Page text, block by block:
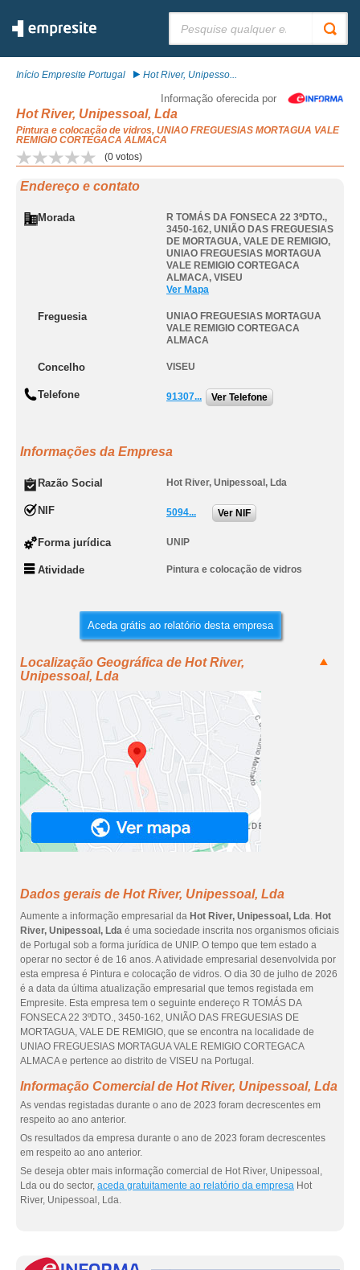
Início Empresite Portugal Hot River, Unipesso...
Informação oferecida por
Hot River, Unipessoal, Lda
Pintura e colocação de vidros, UNIAO FREGUESIAS MORTAGUA VALE
REMIGIO CORTEGACA ALMACA
(0 votos)
Endereço e contato
Morada
R TOMÁS DA FONSECA 22 3ºDTO.,
3450-162, UNIÃO DAS FREGUESIAS
DE MORTAGUA, VALE DE REMIGIO,
UNIAO FREGUESIAS MORTAGUA
VALE REMIGIO CORTEGACA
ALMACA, VISEU
Ver Mapa
Freguesia
UNIAO FREGUESIAS MORTAGUA
VALE REMIGIO CORTEGACA
ALMACA
Concelho VISEU
Telefone 91307... Ver Telefone
Informações da Empresa
Razão Social Hot River, Unipessoal, Lda
NIF 5094... Ver NIF
Forma jurídica UNIP
Atividade Pintura e colocação de vidros
Aceda grátis ao relatório desta empresa
Localização Geográfica de Hot River,
Unipessoal, Lda
Dados gerais de Hot River, Unipessoal, Lda
Aumente a informação empresarial da Hot River, Unipessoal, Lda. Hot
River, Unipessoal, Lda é uma sociedade inscrita nos organismos oficiais
de Portugal sob a forma jurídica de UNIP. O tempo que tem estado a
operar no sector é de 16 anos. A atividade empresarial desenvolvida por
esta empresa é Pintura e colocação de vidros. O dia 30 de julho de 2026
é a data da última atualização empresarial que temos registada em
Empresite. Esta empresa tem o seguinte endereço R TOMÁS DA
FONSECA 22 3ºDTO., 3450-162, UNIÃO DAS FREGUESIAS DE
MORTAGUA, VALE DE REMIGIO, que se encontra na localidade de
UNIAO FREGUESIAS MORTAGUA VALE REMIGIO CORTEGACA
ALMACA e pertence ao distrito de VISEU na Portugal.
Informação Comercial de Hot River, Unipessoal, Lda
As vendas registadas durante o ano de 2023 foram decrescentes em
respeito ao ano anterior.
Os resultados da empresa durante o ano de 2023 foram decrescentes
em respeito ao ano anterior.
Se deseja obter mais informação comercial de Hot River, Unipessoal,
Lda ou do sector, aceda gratuitamente ao relatório da empresa Hot
River, Unipessoal, Lda.